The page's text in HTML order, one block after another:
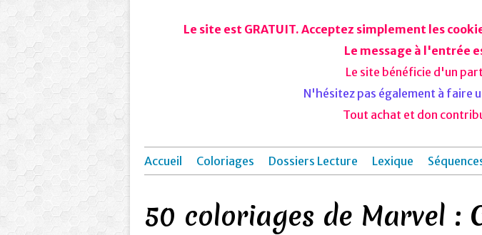
Le site est GRATUIT. Acceptez simplement les
Le message à l'entrée
Le site bénéficie d'un
N'hésitez pas également à faire
Tout achat et don
Accueil Coloriages Dossiers Lecture Lexique
50 coloriages de Marvel :